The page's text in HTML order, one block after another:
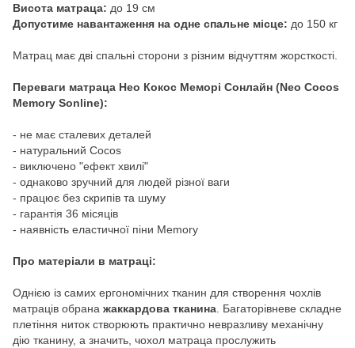
Висота матраца: до 19 см
Допустиме навантаження на одне спальне місце: до 150 кг
Матрац має дві спальні сторони з різним відчуттям жорсткості.
Переваги матраца Нео Кокос Меморі Сонлайн (Neo Cocos
Memory Sonline):
- не має сталевих деталей
- натуральний Cocos
- виключено "ефект хвилі"
- однаково зручний для людей різної ваги
- працює без скрипів та шуму
- гарантія 36 місяців
- наявність еластичної піни Memory
Про матеріали в матраці:
Однією із самих ергономічних тканин для створення чохлів
матраців обрана жаккардова тканина. Багаторівневе складне
плетіння ниток створюють практично невразливу механічну
дію тканину, а значить, чохол матраца прослужить